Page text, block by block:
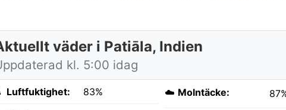
väder i Patiāla, Indien
kl. 5:00 idag
Luftfuktighet: 83% ☁️ Molntäcke: